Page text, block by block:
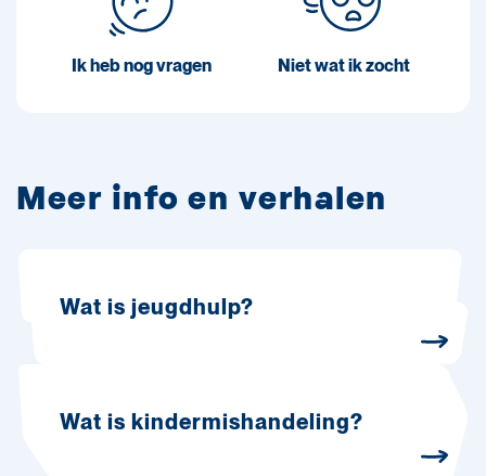
Ik heb nog vragen Niet wat ik zocht
Meer info en verhalen
Wat is jeugdhulp?
Wat is kindermishandeling?